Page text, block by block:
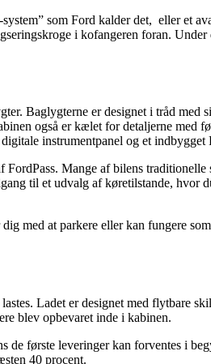
som Ford kalder det, eller et
i kofangeren foran.
Baglygterne er designet i tråd med
også er kælet for detaljerne med
instrumentpanel og et
Mange af bilens
til et udvalg af køretilstande,
med at parkere eller kan fungere
Ladet er designet med flytbare
blev opbevaret inde i kabinen.
de første leveringer kan forventes i
40 procent.